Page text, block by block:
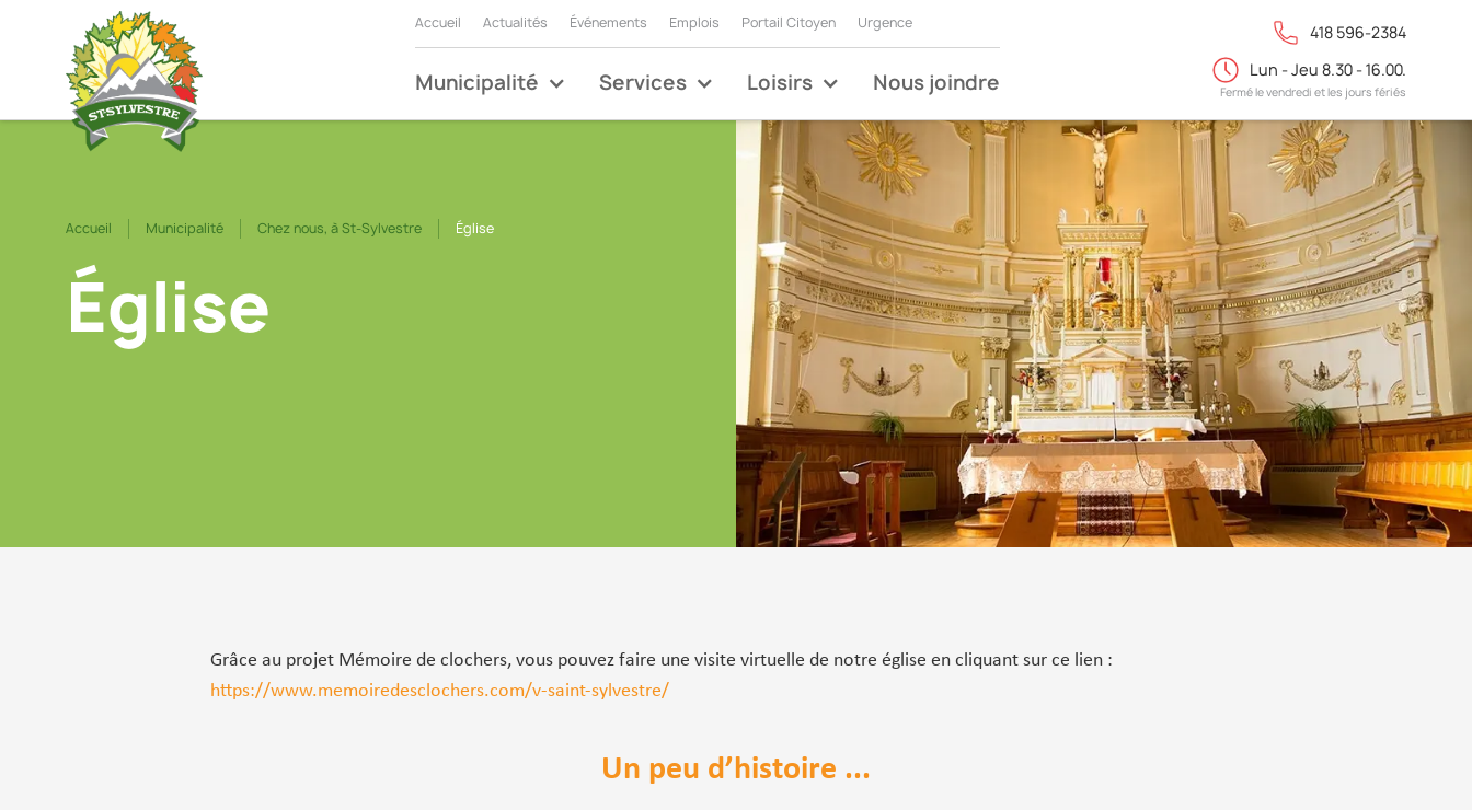
Accueil Actualités Événements Emplois Portail Citoyen Urgence
Municipalité Services Loisirs Nous joindre
418 596-2384
Lun - Jeu 8.30 - 16.00.
Fermé le vendredi et les jours fériés
Accueil Municipalité Chez nous, à St-Sylvestre Église
Église
Grâce au projet Mémoire de clochers, vous pouvez faire une visite virtuelle de notre église en cliquant sur ce lien :
https://www.memoiredesclochers.com/v-saint-sylvestre/
Un peu d’histoire ...